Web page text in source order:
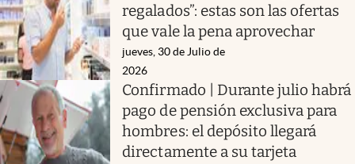
regalados”: estas son las ofertas
que vale la pena aprovechar
jueves, 30 de Julio de
2026
Confirmado | Durante julio habrá
pago de pensión exclusiva para
hombres: el depósito llegará
directamente a su tarjeta